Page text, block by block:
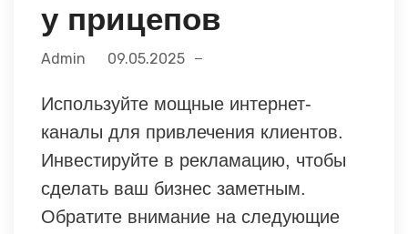
у прицепов
Admin 09.05.2025
Используйте мощные интернет-
каналы для привлечения клиентов.
Инвестируйте в рекламацию, чтобы
сделать ваш бизнес заметным.
Обратите внимание на следующие